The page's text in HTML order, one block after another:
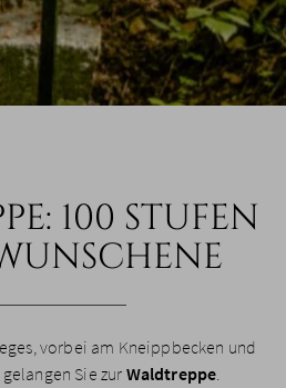
100 STUFEN
vorbei am Kneippbecken und
Sie zur Waldtreppe.